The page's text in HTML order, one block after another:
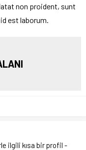
non proident, sunt
est laborum.
ilgili kısa bir profil -